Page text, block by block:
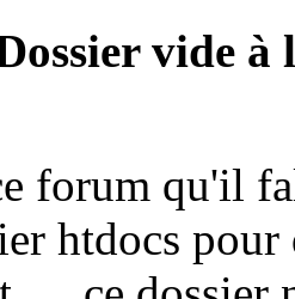
vide à
forum qu'il
htdocs